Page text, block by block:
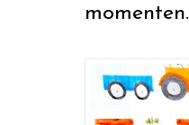
momenten.